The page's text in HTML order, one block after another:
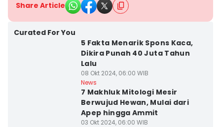
Share Article
Curated For You
5 Fakta Menarik Spons Kaca,
Dikira Punah 40 Juta Tahun
Lalu
08 Okt 2024, 06:00 WIB
News
7 Makhluk Mitologi Mesir
Berwujud Hewan, Mulai dari
Apep hingga Ammit
03 Okt 2024, 06:00 WIB